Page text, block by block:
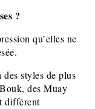
?
qu’elles ne
styles de plus
des Muay
différent